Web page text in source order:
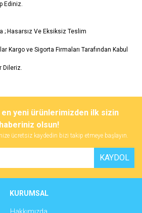
Ediniz.
; Hasarsız Ve Eksiksiz Teslim
Kargo ve Sigorta Firmaları Tarafından Kabul
Dileriz.
ilk yorumu siz yapın!
Yorum Yaz
teşekkür ederiz.
veya görüntülenemiyor.
bilgiler bulunuyor.
daha pahalı.
en yeni ürünlerimizden ilk sizin
haberiniz olsun!
ücretsiz kaydedin bizi takip etmeye başlayın.
KAYDOL
KURUMSAL